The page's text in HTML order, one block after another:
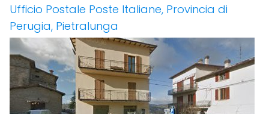
Ufficio Postale Poste Italiane, Provincia di
Perugia, Pietralunga